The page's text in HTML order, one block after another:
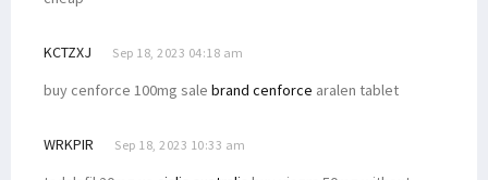
KCTZXJ Sep 18, 2023 04:18 am
buy cenforce 100mg sale brand cenforce aralen tablet
WRKPIR Sep 18, 2023 10:33 am